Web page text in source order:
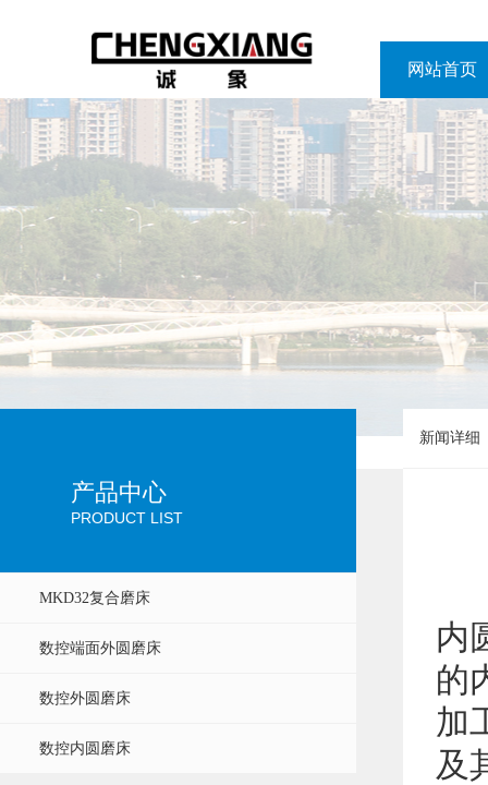
网站首页
网站首页
产品中心
PRODUCT LIST
MKD32复合磨床
数控端面外圆磨床
数控外圆磨床
数控内圆磨床
新闻详细
内
的
加
及